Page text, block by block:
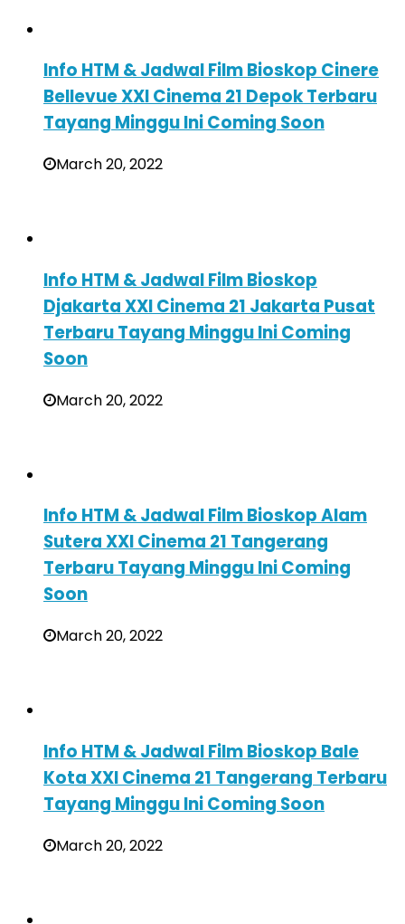
Info HTM & Jadwal Film Bioskop Cinere
Bellevue XXI Cinema 21 Depok Terbaru
Tayang Minggu Ini Coming Soon
March 20, 2022
Info HTM & Jadwal Film Bioskop
Djakarta XXI Cinema 21 Jakarta Pusat
Terbaru Tayang Minggu Ini Coming
Soon
March 20, 2022
Info HTM & Jadwal Film Bioskop Alam
Sutera XXI Cinema 21 Tangerang
Terbaru Tayang Minggu Ini Coming
Soon
March 20, 2022
Info HTM & Jadwal Film Bioskop Bale
Kota XXI Cinema 21 Tangerang Terbaru
Tayang Minggu Ini Coming Soon
March 20, 2022